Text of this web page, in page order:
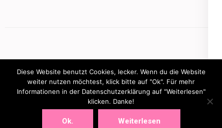
mamasbusiness.de
Diese Website benutzt Cookies, lecker. Wenn du die Website
weiter nutzen möchtest, klick bitte auf "Ok". Für mehr
Informationen in der Datenschutzerklärung auf "Weiterlesen"
klicken. Danke!
Ok. Weiterlesen